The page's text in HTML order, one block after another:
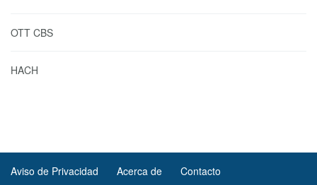
OTT CBS
HACH
Aviso de Privacidad Acerca de Contacto